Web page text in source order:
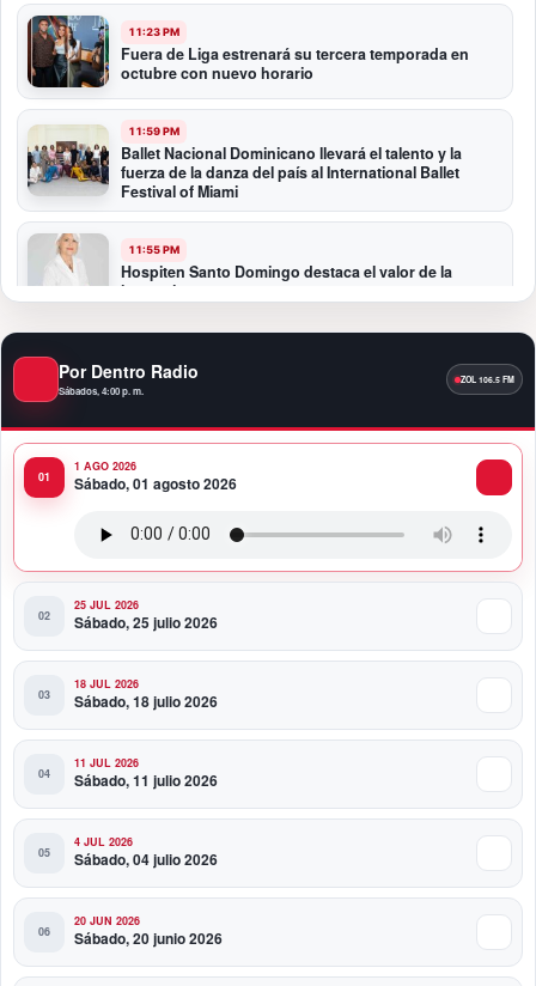
11:23 PM
Fuera de Liga estrenará su tercera temporada en
octubre con nuevo horario
11:59 PM
Ballet Nacional Dominicano llevará el talento y la
fuerza de la danza del país al International Ballet
Festival of Miami
11:55 PM
Hospiten Santo Domingo destaca el valor de la
lactancia materna
Banreservas recibe nuevamente la máxima
calificación crediticia AAA.do de Moody’s Local RD
10:51 PM
Producciones Panda Rosa anuncia su
Por Dentro Radio
Sábados, 4:00 p. m.
1 AGO 2026
Sábado, 01 agosto 2026
25 JUL 2026
Sábado, 25 julio 2026
18 JUL 2026
Sábado, 18 julio 2026
11 JUL 2026
Sábado, 11 julio 2026
4 JUL 2026
Sábado, 04 julio 2026
20 JUN 2026
Sábado, 20 junio 2026